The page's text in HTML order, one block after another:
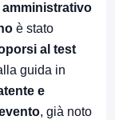
amministrativo
è stato
al test
guida in
e
, già noto